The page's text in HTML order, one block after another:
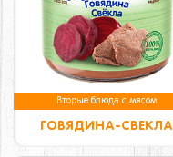
Вторые блюда с мясом
ГОВЯДИНА-СВЕКЛА